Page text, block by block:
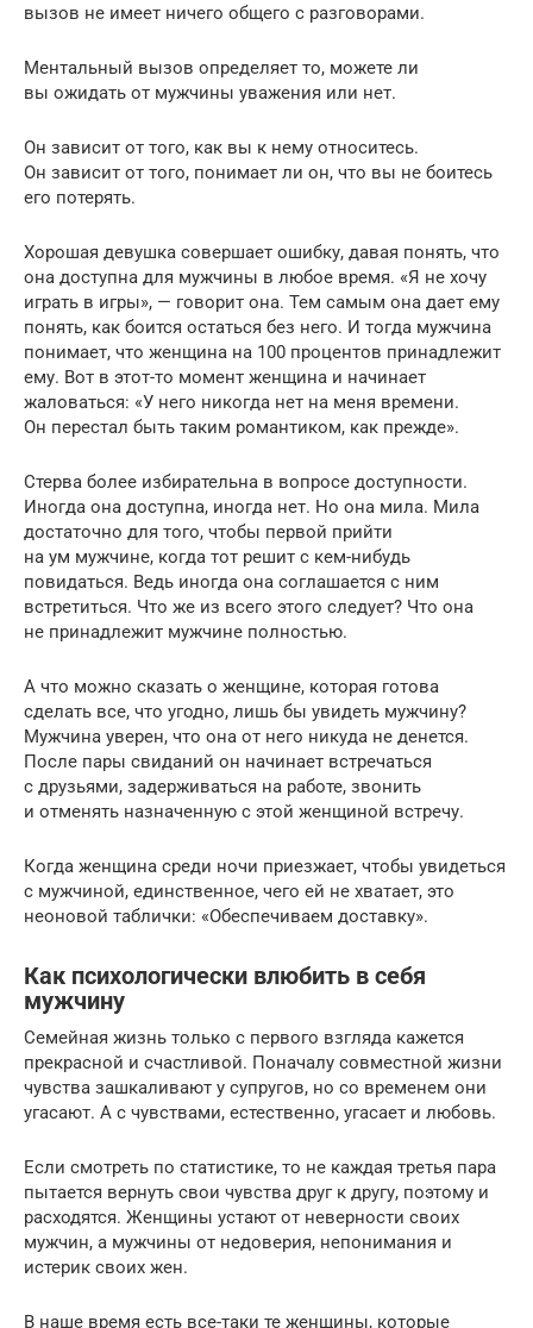
вызов не имеет ничего общего с разговорами.
Ментальный вызов определяет то, можете ли
вы ожидать от мужчины уважения или нет.
Он зависит от того, как вы к нему относитесь.
Он зависит от того, понимает ли он, что вы не боитесь
его потерять.
Хорошая девушка совершает ошибку, давая понять, что
она доступна для мужчины в любое время. «Я не хочу
играть в игры», — говорит она. Тем самым она дает ему
понять, как боится остаться без него. И тогда мужчина
понимает, что женщина на 100 процентов принадлежит
ему. Вот в этот-то момент женщина и начинает
жаловаться: «У него никогда нет на меня времени.
Он перестал быть таким романтиком, как прежде».
Стерва более избирательна в вопросе доступности.
Иногда она доступна, иногда нет. Но она мила. Мила
достаточно для того, чтобы первой прийти
на ум мужчине, когда тот решит с кем-нибудь
повидаться. Ведь иногда она соглашается с ним
встретиться. Что же из всего этого следует? Что она
не принадлежит мужчине полностью.
А что можно сказать о женщине, которая готова
сделать все, что угодно, лишь бы увидеть мужчину?
Мужчина уверен, что она от него никуда не денется.
После пары свиданий он начинает встречаться
с друзьями, задерживаться на работе, звонить
и отменять назначенную с этой женщиной встречу.
Когда женщина среди ночи приезжает, чтобы увидеться
с мужчиной, единственное, чего ей не хватает, это
неоновой таблички: «Обеспечиваем доставку».
Как психологически влюбить в себя
мужчину
Семейная жизнь только с первого взгляда кажется
прекрасной и счастливой. Поначалу совместной жизни
чувства зашкаливают у супругов, но со временем они
угасают. А с чувствами, естественно, угасает и любовь.
Если смотреть по статистике, то не каждая третья пара
пытается вернуть свои чувства друг к другу, поэтому и
расходятся. Женщины устают от неверности своих
мужчин, а мужчины от недоверия, непонимания и
истерик своих жен.
В наше время есть все-таки те женщины, которые